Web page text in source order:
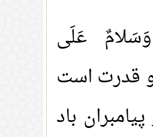
(سُبْحَانَ رَبِّكَ رَبِّ الْعِزَّةِ عَمَّا يَصِفُون(١٨٠)َ وَسَلامٌ عَلَى
عزت و قدرت است
منزه است (۱۸۱) و درود بر پیامبران باد